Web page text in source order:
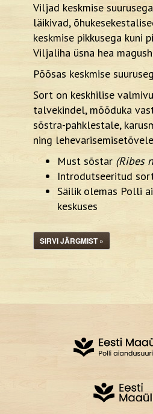
Viljad keskmise
läikivad,
keskmise pikkusega kuni
Viljaliha üsna hea
Põõsas keskmise
Sort on keskhilise
talvekindel, mõõduka
sõstra-pahklestale,
ning
Must sõstar (Ribes
Introdutseeritud
Säilik olemas Polli
keskuses
SIRVI JÄRGMIST »